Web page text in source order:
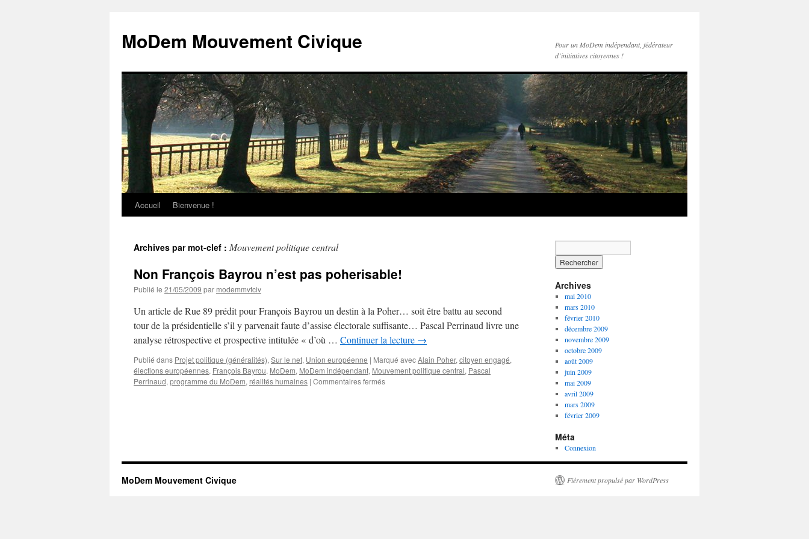
MoDem Mouvement Civique
Pour un MoDem indépendant, fédérateur
d’initiatives citoyennes !
Aller
contenu
Accueil Bienvenue !
Archives par mot-clef : Mouvement politique central
Non François Bayrou n’est pas poherisable!
Publié le 21/05/2009 par modemmvtciv
Un article de Rue 89 prédit pour François Bayrou un destin à la Poher… soit être battu au second
tour de la présidentielle s’il y parvenait faute d’assise électorale suffisante… Pascal Perrinaud livre une
analyse rétrospective et prospective intitulée « d’où … Continuer la lecture →
Publié dans Projet politique (généralités), Sur le net, Union européenne | Marqué avecAlain Poher, citoyen engagé,
élections européennes, François Bayrou, MoDem, MoDem indépendant, Mouvement politique central, Pascal
Perrinaud, programme du MoDem, réalités humaines | Commentaires fermés
Archives
mai 2010
mars 2010
février 2010
décembre 2009
novembre 2009
octobre 2009
août 2009
juin 2009
mai 2009
avril 2009
mars 2009
février 2009
Méta
Connexion
MoDem Mouvement Civique Fièrement propulsé par WordPress